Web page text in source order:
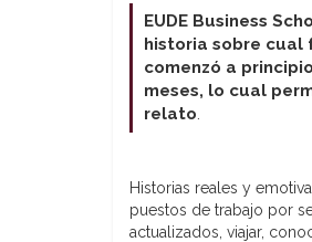
EUDE Business
historia sobre cual
comenzó a
meses, lo cual
relato.
Historias reales y
puestos de trabajo por
actualizados, viajar,